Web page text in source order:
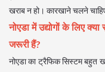
खराब न हो। कारखाने चलने
नोएडा में उद्योगों के लिए
जरूरी हैं?
नोएडा का ट्रैफिक सिस्टम बहुत